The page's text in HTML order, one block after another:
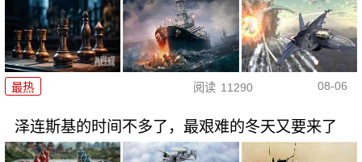
最热 阅读 11290 08-06
泽连斯基的时间不多了，最艰难的冬天又要来了